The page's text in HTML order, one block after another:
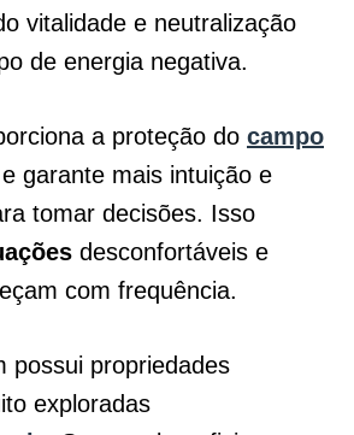
vitalidade e neutralização
de energia negativa.
a proteção do campo
garante mais intuição e
tomar decisões. Isso
desconfortáveis e
com frequência.
possui propriedades
exploradas